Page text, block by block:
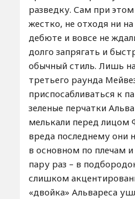
разведку. Сам при
жестко, не отходя ни
дебюте и вовсе не
долго запрягать и
обычный стиль. Лишь
третьего раунда
приспосабливаться к
зеленые перчатки
мелькали перед лицом
вреда последнему они
в основном по плечам
пару раз – в
слишком
«двойка» Альвареса